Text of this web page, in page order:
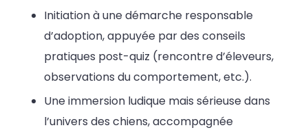
Initiation à une démarche responsable
d’adoption, appuyée par des conseils
pratiques post-quiz (rencontre d’éleveurs,
observations du comportement, etc.).
Une immersion ludique mais sérieuse dans
l’univers des chiens, accompagnée